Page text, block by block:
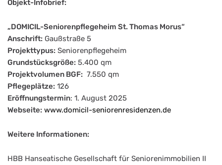
Objekt-Infobrief:
„DOMICIL-Seniorenpflegeheim St. Thomas Morus“
Anschrift: Gaußstraße 5
Projekttypus: Seniorenpflegeheim
Grundstücksgröße: 5.400 qm
Projektvolumen BGF: 7.550 qm
Pflegeplätze: 126
Eröffnungstermin: 1. August 2025
Webseite: www.domicil-seniorenresidenzen.de
Weitere Informationen:
HBB Hanseatische Gesellschaft für Seniorenimmobilien II